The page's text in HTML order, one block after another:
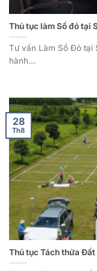
Thủ tục làm Sổ đỏ tại
Tư vấn Làm Sổ Đỏ tại
hành...
Thủ tục Tách thửa
28
Th8